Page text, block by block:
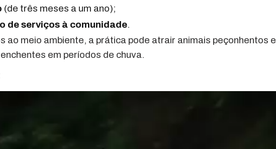
(de três meses a um ano);
de serviços à comunidade.
ao meio ambiente, a prática pode atrair animais peçonhentos e
em períodos de chuva.